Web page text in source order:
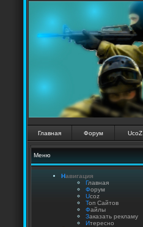
Главная Форум UcoZ
Меню
Навигация
Главная
Форум
Ucoz
Топ Сайтов
Файлы
Заказать рекламу
Итересно